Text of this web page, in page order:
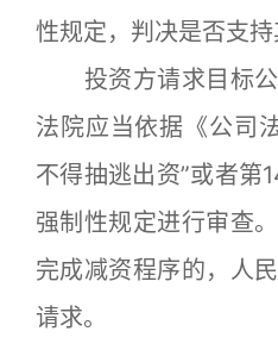
性规定，判决是否支持
投资方请求目标公
法院应当依据《公司
不得抽逃出资”或者第
强制性规定进行审查
完成减资程序的，人
请求。